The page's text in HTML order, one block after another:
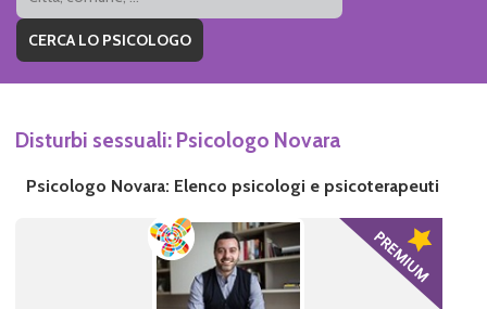
Disturbi sessuali: Psicologo Novara
Psicologo Novara: Elenco psicologi e psicoterapeuti